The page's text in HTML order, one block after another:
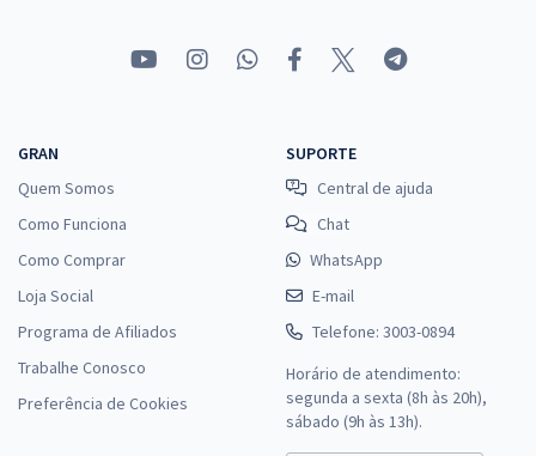
GRAN
Quem Somos
Como Funciona
Como Comprar
Loja Social
Programa de Afiliados
Trabalhe Conosco
Preferência de Cookies
SUPORTE
Central de ajuda
Chat
WhatsApp
E-mail
Telefone: 3003-0894
Horário de atendimento:
segunda a sexta (8h às 20h),
sábado (9h às 13h).